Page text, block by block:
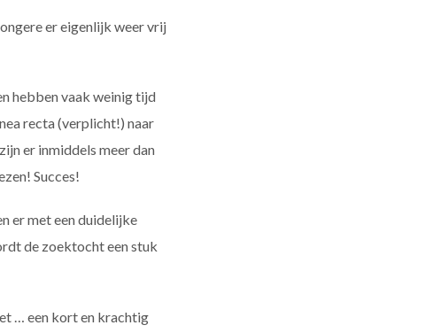
er eigenlijk weer vrij
hebben vaak weinig tijd
recta (verplicht!) naar
er inmiddels meer dan
Succes!
er met een duidelijke
de zoektocht een stuk
… een kort en krachtig